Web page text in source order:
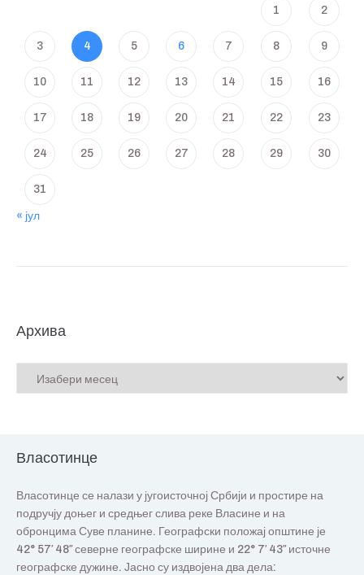
1 2
3 4 5 6 7 8 9
10 11 12 13 14 15 16
17 18 19 20 21 22 23
24 25 26 27 28 29 30
31
« јул
Архива
Власотинце
Власотинце се налази у југоисточној Србији и простире на
подручју доњег и средњег слива реке Власине и на
обронцима Суве планине. Географски положај општине је
42° 57′ 48″ северне географске ширине и 22° 7′ 43″ источне
географске дужине. Јасно су издвојена два дела: